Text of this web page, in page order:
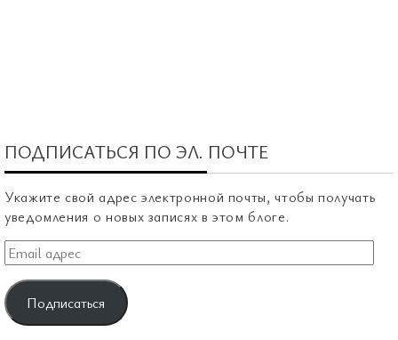
ПОДПИСАТЬСЯ ПО ЭЛ. ПОЧТЕ
Укажите свой адрес электронной почты, чтобы получать
уведомления о новых записях в этом блоге.
Email
адрес
Подписаться